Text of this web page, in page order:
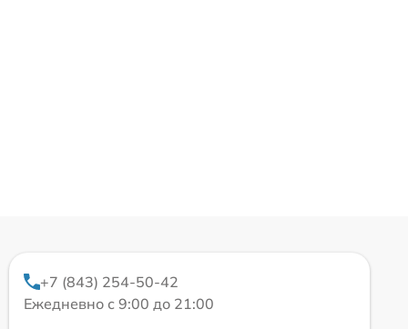
+7 (843) 254-50-42
Ежедневно с 9:00 до 21:00